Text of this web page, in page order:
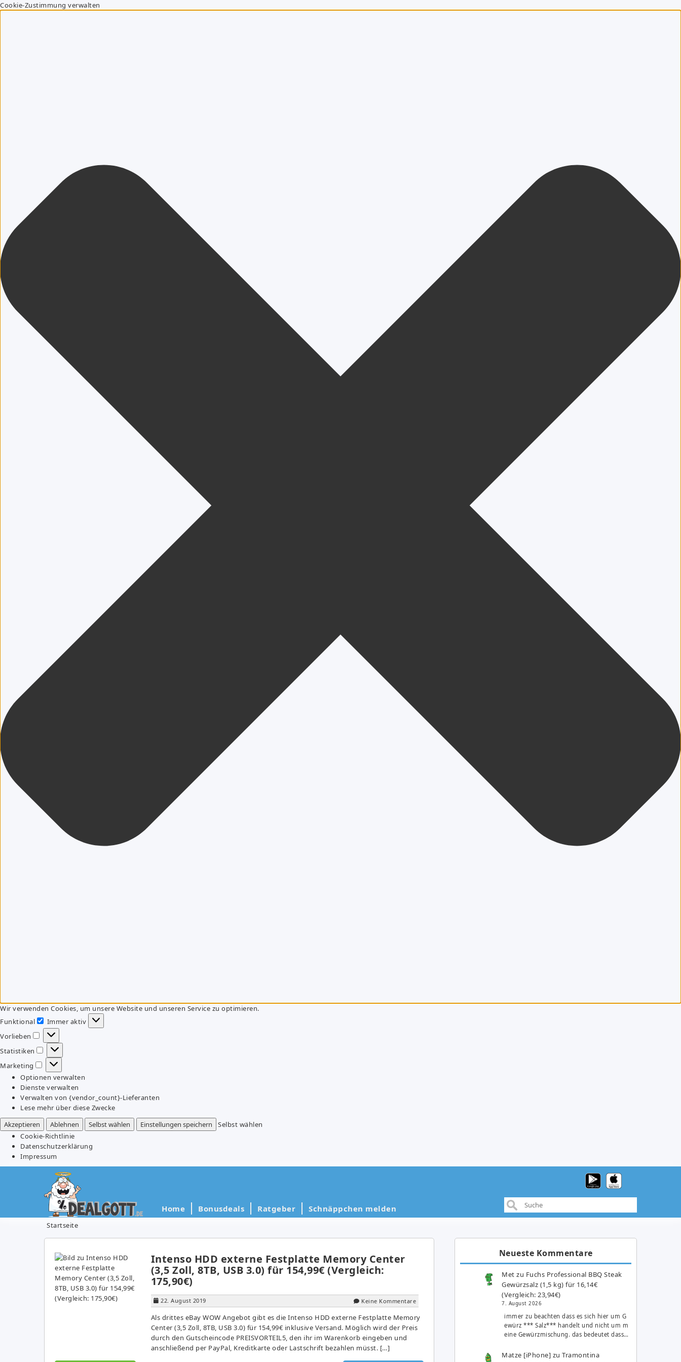
Cookie-Zustimmung verwalten
Wir verwenden Cookies, um unsere Website und unseren Service zu optimieren.
Funktional
Funktional
Immer aktiv
Vorlieben
Vorlieben
Statistiken
Statistiken
Marketing
Marketing
Optionen verwalten
Dienste verwalten
Verwalten von {vendor_count}-Lieferanten
Lese mehr über diese Zwecke
Akzeptieren
Ablehnen Selbst wählen Einstellungen speichern
Selbst wählen
Cookie-Richtlinie
Datenschutzerklärung
Impressum
Home Bonusdeals Ratgeber Schnäppchen melden
Startseite
Intenso HDD externe Festplatte Memory Center
(3,5 Zoll, 8TB, USB 3.0) für 154,99€ (Vergleich:
175,90€)
22. August 2019 Keine Kommentare
Als drittes eBay WOW Angebot gibt es die Intenso HDD externe Festplatte Memory
Center (3,5 Zoll, 8TB, USB 3.0) für 154,99€ inklusive Versand. Möglich wird der Preis
durch den Gutscheincode PREISVORTEIL5, den ihr im Warenkorb eingeben und
anschließend per PayPal, Kreditkarte oder Lastschrift bezahlen müsst. […]
Neueste Kommentare
Met zu Fuchs Professional BBQ Steak
Gewürzsalz (1,5 kg) für 16,14€
(Vergleich: 23,94€)
7. August 2026
immer zu beachten dass es sich hier um G
ewürz *** Salz*** handelt und nicht um m
eine Gewürzmischung. das bedeutet dass…
Matze [iPhone] zuTramontina